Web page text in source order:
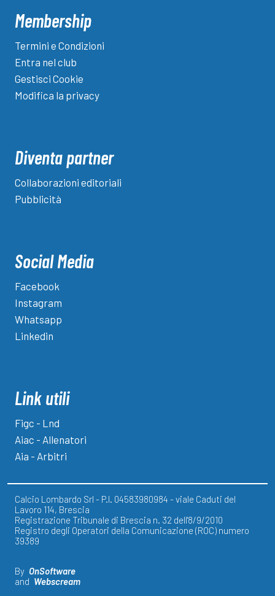
Membership
Termini e Condizioni
Entra nel club
Gestisci Cookie
Modifica la privacy
Diventa partner
Collaborazioni editoriali
Pubblicità
Social Media
Facebook
Instagram
Whatsapp
Linkedin
Link utili
Figc - Lnd
Aiac - Allenatori
Aia - Arbitri
Calcio Lombardo Srl - P.I. 04583980984 - viale Caduti del
Lavoro 114, Brescia
Registrazione Tribunale di Brescia n. 32 dell'8/9/2010
Registro degli Operatori della Comunicazione (ROC) numero
39389
By OnSoftware
and Webscream